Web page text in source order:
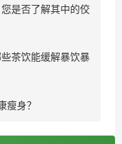
是否了解其中的佼
茶饮能缓解暴饮暴
瘦身？